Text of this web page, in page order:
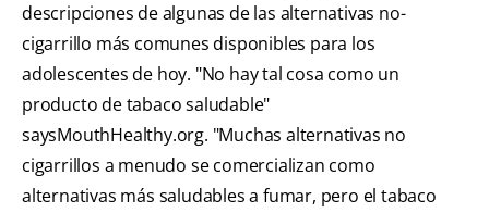
descripciones de algunas de las alternativas no-
cigarrillo más comunes disponibles para los
adolescentes de hoy. "No hay tal cosa como un
producto de tabaco saludable"
saysMouthHealthy.org. "Muchas alternativas no
cigarrillos a menudo se comercializan como
alternativas más saludables a fumar, pero el tabaco